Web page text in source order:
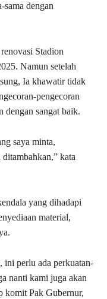
sama dengan
Stadion
Namun setelah
Ia khawatir tidak
pengecoran
dengan sangat baik.
saya minta,
kata
yang dihadapi
material,
ini perlu ada perkuatan-
nanti kami juga akan
komit Pak Gubernur,